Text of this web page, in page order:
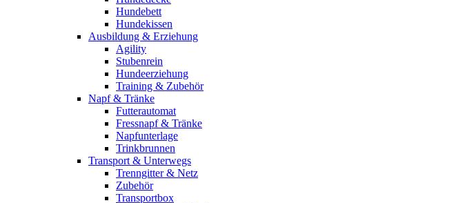
Hundebett
Hundekissen
Ausbildung & Erziehung
Agility
Stubenrein
Hundeerziehung
Training & Zubehör
Napf & Tränke
Futterautomat
Fressnapf & Tränke
Napfunterlage
Trinkbrunnen
Transport & Unterwegs
Trenngitter & Netz
Zubehör
Transportbox